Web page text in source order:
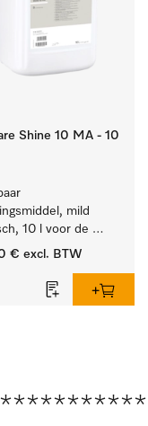
Shine 10 MA - 10
mild
10 l voor de
van lichte
en glazen.
€ excl. BTW